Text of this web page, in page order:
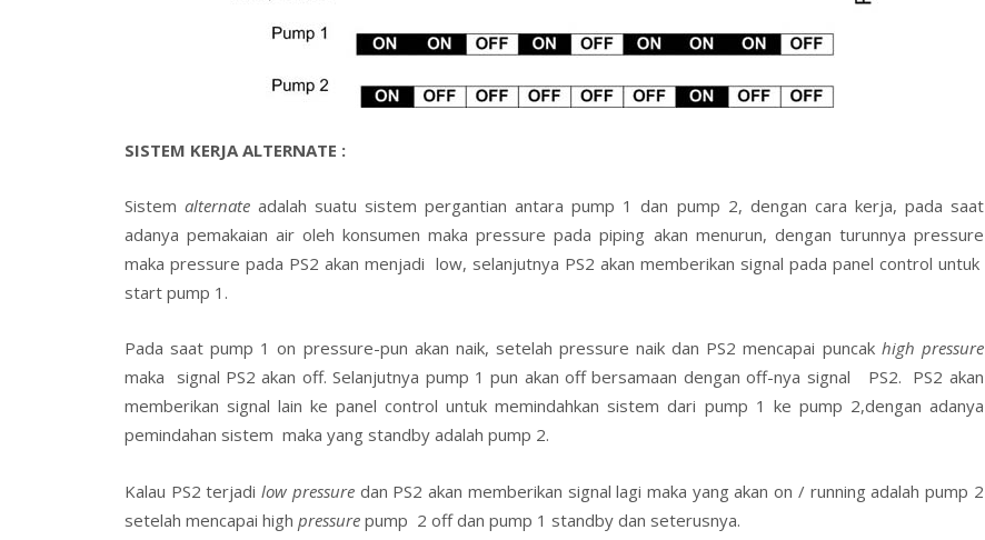
SISTEM KERJA ALTERNATE :
Sistemalternate adalah suatu sistem pergantian antara pump 1 dan pump 2, dengan cara kerja, pada saat
adanya pemakaian air oleh konsumen maka pressure pada piping akan menurun, dengan turunnya pressure
maka pressure pada PS2 akan menjadi low, selanjutnya PS2 akan memberikan signal pada panel control untuk
start pump 1.
Pada saat pump 1 on pressure-pun akan naik, setelah pressure naik dan PS2 mencapai puncak high pressure
maka signal PS2 akan off. Selanjutnya pump 1 pun akan off bersamaan dengan off-nya signal PS2. PS2 akan
memberikan signal lain ke panel control untuk memindahkan sistem dari pump 1 ke pump 2,dengan adanya
pemindahan sistem maka yang standby adalah pump 2.
Kalau PS2 terjadilow pressure dan PS2 akan memberikan signal lagi maka yang akan on / running adalah pump 2
setelah mencapai high pressure pump 2 off dan pump 1 standby dan seterusnya.